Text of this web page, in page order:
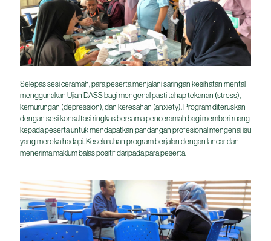
Selepas sesi ceramah, para peserta menjalani saringan kesihatan mental
menggunakan Ujian DASS bagi mengenal pasti tahap tekanan (stress),
kemurungan (depression), dan keresahan (anxiety). Program diteruskan
dengan sesi konsultasi ringkas bersama penceramah bagi memberi ruang
kepada peserta untuk mendapatkan pandangan profesional mengenai isu
yang mereka hadapi. Keseluruhan program berjalan dengan lancar dan
menerima maklum balas positif daripada para peserta.